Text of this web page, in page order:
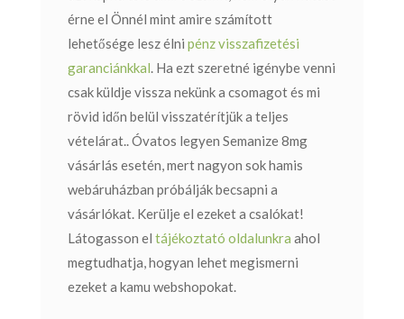
érne el Önnél mint amire számított
lehetősége lesz élni pénz visszafizetési
garanciánkkal. Ha ezt szeretné igénybe venni
csak küldje vissza nekünk a csomagot és mi
rövid időn belül visszatérítjük a teljes
vételárat..Óvatos legyen Semanize 8mg
vásárlás esetén, mert nagyon sok hamis
webáruházban próbálják becsapni a
vásárlókat. Kerülje el ezeket a csalókat!
Látogasson el tájékoztató oldalunkra ahol
megtudhatja, hogyan lehet megismerni
ezeket a kamu webshopokat.